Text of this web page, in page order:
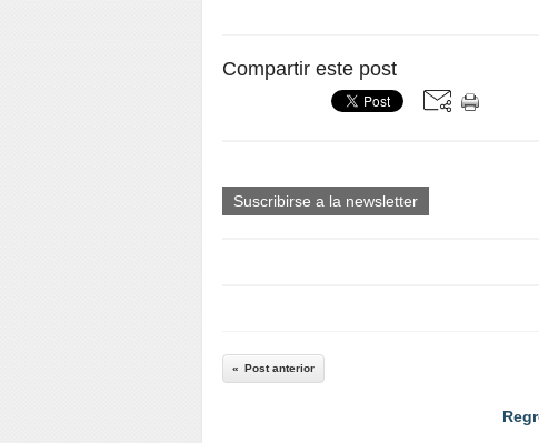
Compartir este post
Suscribirse a la newsletter
Post anterior